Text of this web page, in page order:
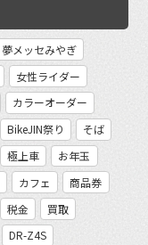
夢メッセみやぎ
女性ライダー
カラーオーダー
BikeJIN祭り
そば
極上車
お年玉
カフェ
商品券
税金
買取
DR-Z4S